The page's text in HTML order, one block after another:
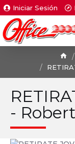
Iniciar Sesión
-